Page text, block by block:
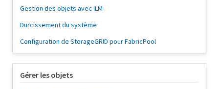
Gestion des objets avec ILM
Durcissement du système
Configuration de StorageGRID pour FabricPool
Gérer les objets